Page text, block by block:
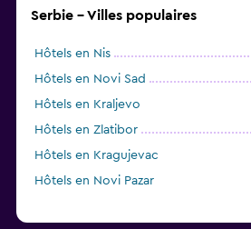
Serbie - Villes populaires
Hôtels en Nis
Hôtels en Novi Sad
Hôtels en Kraljevo
Hôtels en Zlatibor
Hôtels en Kragujevac
Hôtels en Novi Pazar